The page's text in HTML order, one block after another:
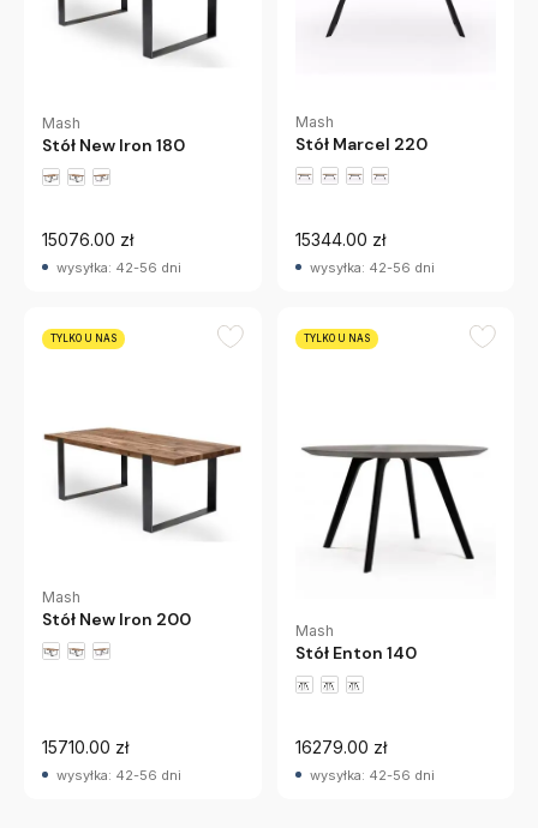
Mash
Stół New Iron 180
15076.00 zł
wysyłka: 42-56 dni
Mash
Stół Marcel 220
15344.00 zł
wysyłka: 42-56 dni
TYLKO U NAS
Mash
Stół New Iron 200
15710.00 zł
wysyłka: 42-56 dni
TYLKO U NAS
Mash
Stół Enton 140
16279.00 zł
wysyłka: 42-56 dni